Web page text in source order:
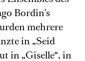
Bordin's
mehrere
in „Seid
in „Giselle“, in